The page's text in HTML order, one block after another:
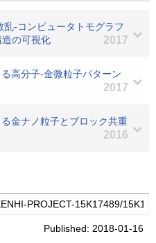
-コンピュータトモグラフ
の可視化
2017
高分子-金微粒子パターン
2017
金ナノ粒子とブロック共重
2016
Published: 2018-01-16